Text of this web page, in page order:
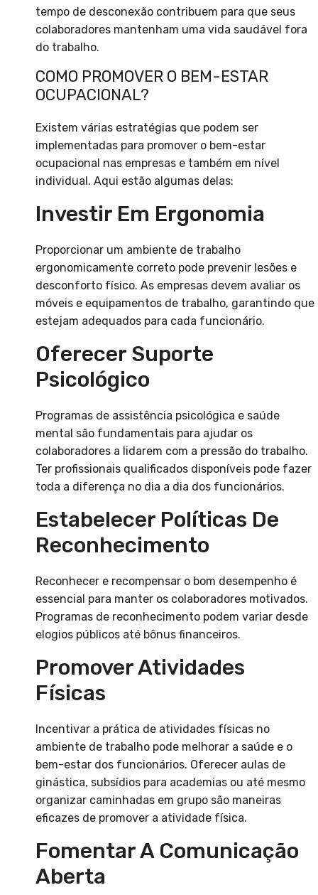
tempo de desconexão contribuem para que seus
colaboradores mantenham uma vida saudável fora
do trabalho.
COMO PROMOVER O BEM-ESTAR
OCUPACIONAL?
Existem várias estratégias que podem ser
implementadas para promover o bem-estar
ocupacional nas empresas e também em nível
individual. Aqui estão algumas delas:
Investir Em Ergonomia
Proporcionar um ambiente de trabalho
ergonomicamente correto pode prevenir lesões e
desconforto físico. As empresas devem avaliar os
móveis e equipamentos de trabalho, garantindo que
estejam adequados para cada funcionário.
Oferecer Suporte
Psicológico
Programas de assistência psicológica e saúde
mental são fundamentais para ajudar os
colaboradores a lidarem com a pressão do trabalho.
Ter profissionais qualificados disponíveis pode fazer
toda a diferença no dia a dia dos funcionários.
Estabelecer Políticas De
Reconhecimento
Reconhecer e recompensar o bom desempenho é
essencial para manter os colaboradores motivados.
Programas de reconhecimento podem variar desde
elogios públicos até bônus financeiros.
Promover Atividades
Físicas
Incentivar a prática de atividades físicas no
ambiente de trabalho pode melhorar a saúde e o
bem-estar dos funcionários. Oferecer aulas de
ginástica, subsídios para academias ou até mesmo
organizar caminhadas em grupo são maneiras
eficazes de promover a atividade física.
Fomentar A Comunicação
Aberta